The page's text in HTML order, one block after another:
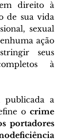
direito à
de sua vida
sexual
ação
seus
à
publicada a
o crime
portadores